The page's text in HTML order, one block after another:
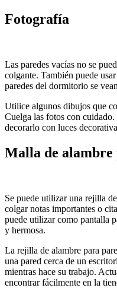
Fotografía
Las paredes vacías no se
colgante. También puede
paredes del dormitorio se
Utilice algunos dibujos que
Cuelga las fotos con cuidado.
decorarlo con luces
Malla de alambre
Se puede utilizar una rejilla
colgar notas importantes o
puede utilizar como pantalla
y hermosa.
La rejilla de alambre para
una pared cerca de un
mientras hace su trabajo.
encontrar fácilmente en la